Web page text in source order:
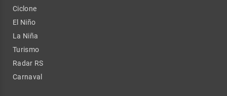
Ciclone
El Niño
La Niña
Turismo
Radar RS
Carnaval